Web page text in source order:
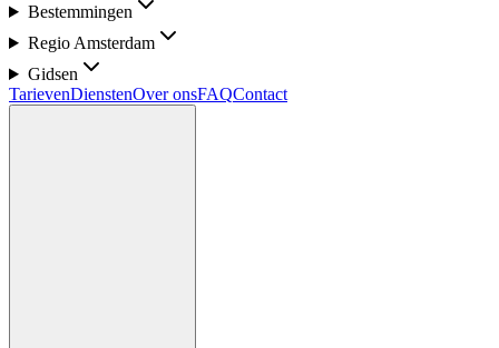
Bestemmingen
Regio Amsterdam
Gidsen
TarievenDienstenOver onsFAQContact